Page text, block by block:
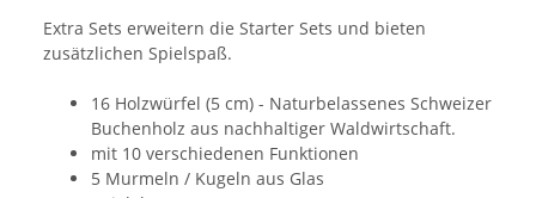
Extra Sets erweitern die Starter Sets und bieten
zusätzlichen Spielspaß.
16 Holzwürfel (5 cm) - Naturbelassenes Schweizer
Buchenholz aus nachhaltiger Waldwirtschaft.
mit 10 verschiedenen Funktionen
5 Murmeln / Kugeln aus Glas